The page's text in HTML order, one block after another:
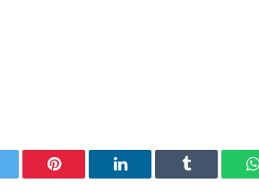
Pinterest LinkedIn Tumblr